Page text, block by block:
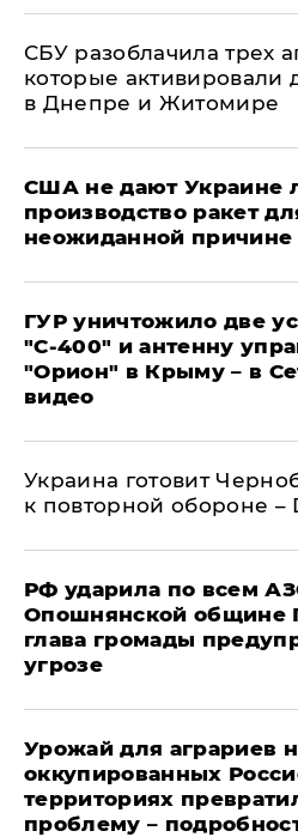
СБУ разоблачила трех
которые активировали
в Днепре и Житомире
США не дают Украине
производство ракет
неожиданной причине
ГУР уничтожило две
"С‑400" и антенну
"Орион" в Крыму – в
видео
Украина готовит
к повторной обороне –
РФ ударила по всем
Опошнянской общине
глава громады
угрозе
Урожай для аграриев
оккупированных
территориях
проблему –